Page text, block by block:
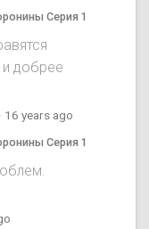
Серия 1
добрее
· 16 years ago
Серия 1